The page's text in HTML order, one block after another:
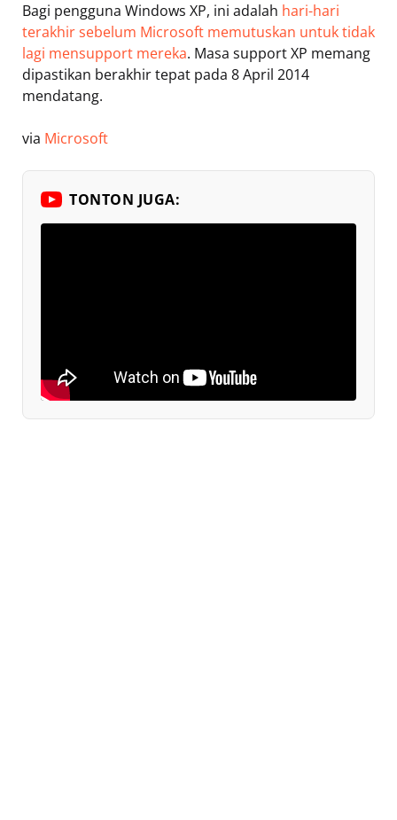
Bagi pengguna Windows XP, ini adalah hari-hari
terakhir sebelum Microsoft memutuskan untuk tidak
lagi mensupport mereka. Masa support XP memang
dipastikan berakhir tepat pada 8 April 2014
mendatang.
via Microsoft
TONTON JUGA: